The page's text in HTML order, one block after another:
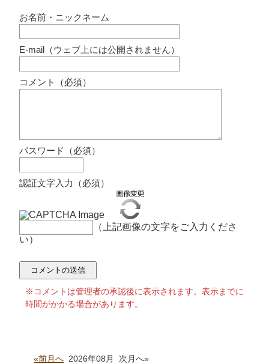
お名前・ニックネーム
E-mail（ウェブ上には公開されません）
コメント（必須）
パスワード（必須）
認証文字入力（必須）
（上記画像の文字をご入力くださ
い）
※コメントは管理者の承認後に表示されます。表示までに
時間がかかる場合があります。
«前月へ 2026年08月 次月へ»